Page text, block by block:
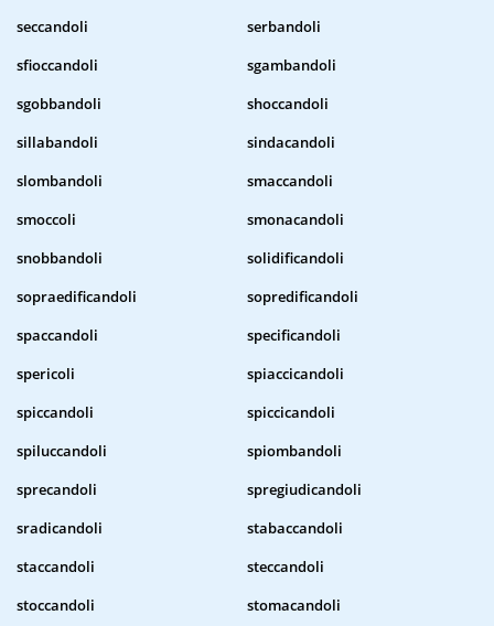
seccandoli
serbandoli
sfioccandoli
sgambandoli
sgobbandoli
shoccandoli
sillabandoli
sindacandoli
slombandoli
smaccandoli
smoccoli
smonacandoli
snobbandoli
solidificandoli
sopraedificandoli
sopredificandoli
spaccandoli
specificandoli
spericoli
spiaccicandoli
spiccandoli
spiccicandoli
spiluccandoli
spiombandoli
sprecandoli
spregiudicandoli
sradicandoli
stabaccandoli
staccandoli
steccandoli
stoccandoli
stomacandoli